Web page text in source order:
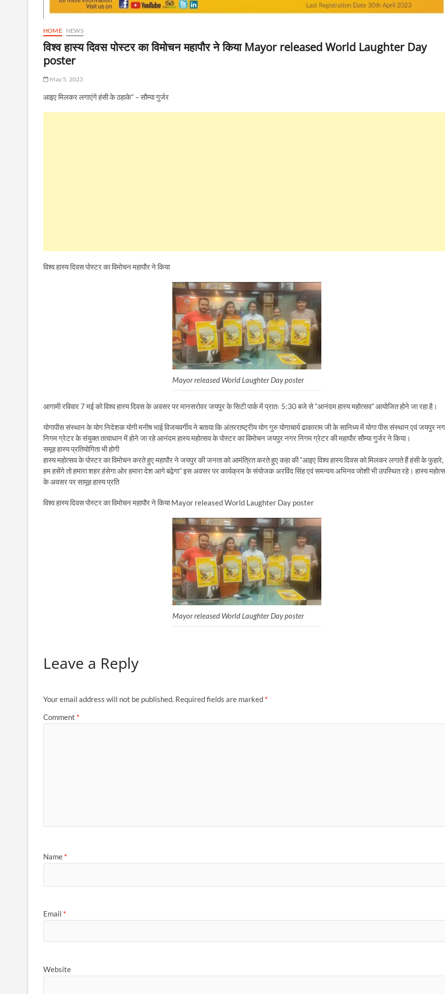
HOME NEWS
विश्व हास्य दिवस पोस्टर का विमोचन महापौर ने किया Mayor released World Laughter Day
poster
May 5, 2023
आइए मिलकर लगाएंगे हंसी के ठहाके” – सौम्या गुर्जर
विश्व हास्य दिवस पोस्टर का विमोचन महापौर ने किया
Mayor released World Laughter Day poster
आगामी रविवार 7 मई को विश्व हास्य दिवस के अवसर पर मानसरोवर जयपुर के सिटी पार्क में प्रातः 5:30 बजे से “आनंदम हास्य महोत्सव” आयोजित होने जा रहा है।
योगापीस संस्थान के योग निदेशक योगी मनीष भाई विजयवर्गीय ने बताया कि अंतरराष्ट्रीय योग गुरु योगाचार्य ढाकाराम जी के सानिध्य में योगा पीस संस्थान एवं जयपुर
निगम ग्रेटर के संयुक्त तत्वाधान में होने जा रहे आनंदम हास्य महोत्सव के पोस्टर का विमोचन जयपुर नगर निगम ग्रेटर की महापौर सौम्या गुर्जर ने किया।
समूह हास्य प्रतियोगिता भी होगी
हास्य महोत्सव के पोस्टर का विमोचन करते हुए महापौर ने जयपुर की जनता को आमंत्रित करते हुए कहा की “आइए विश्व हास्य दिवस को मिलकर लगाते हैं हंसी के फुहारे,
हम हसेंगे तो हमारा शहर हंसेगा ओर हमारा देश आगे बढ़ेगा” इस अवसर पर कार्यक्रम के संयोजक अरविंद सिंह एवं समन्वय अभिनव जोशी भी उपस्थित रहे। हास्य
के अवसर पर सामूह हास्य प्रति
विश्व हास्य दिवस पोस्टर का विमोचन महापौर ने किया Mayor released World Laughter Day poster
Mayor released World Laughter Day poster
Leave a Reply
Your email address will not be published. Required fields are marked *
Comment *
Name *
Email *
Website